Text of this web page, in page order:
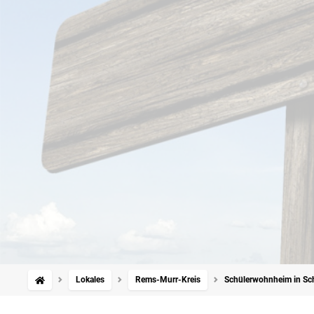
Lokales Rems-Murr-Kreis Schülerwohnheim in